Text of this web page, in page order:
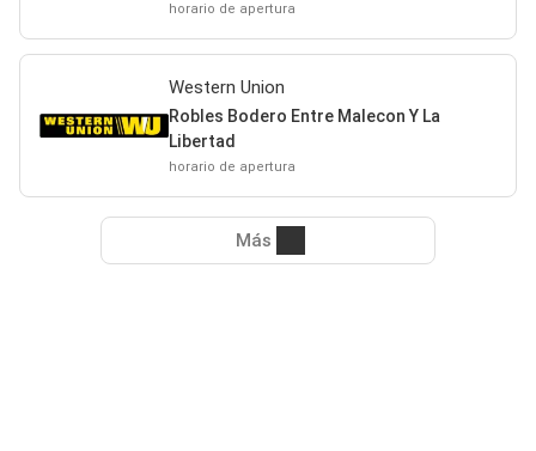
horario de apertura
Western Union
Robles Bodero Entre Malecon Y La
Libertad
horario de apertura
Más